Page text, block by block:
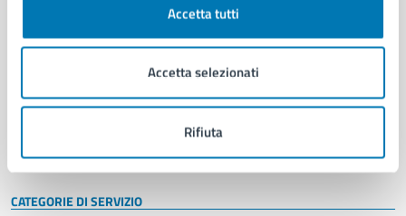
Accetta tutti
Accetta selezionati
Rifiuta
Enti e fondazioni
Personale amministrativo
Intranet, posta aziendale e protocollo
CATEGORIE DI SERVIZIO